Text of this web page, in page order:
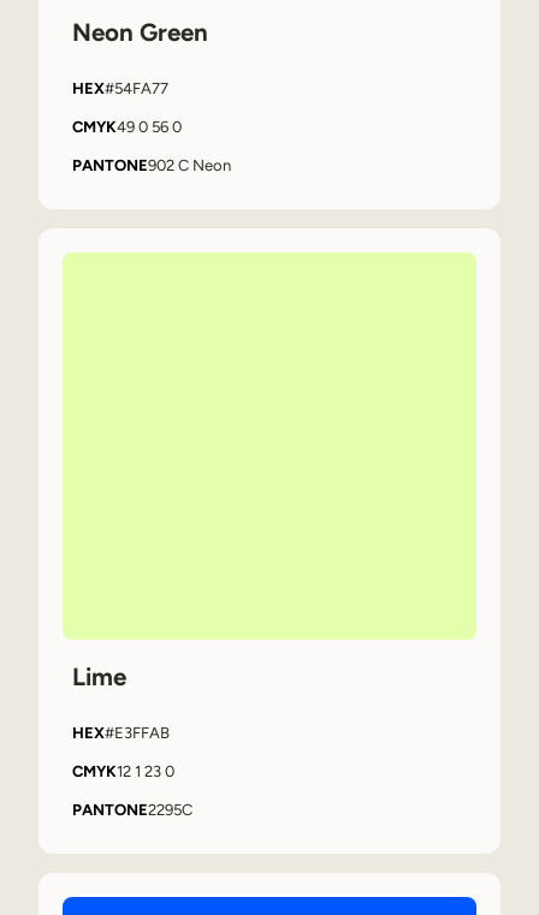
Neon Green
HEX#54FA77
CMYK49 0 56 0
PANTONE902 C Neon
Lime
HEX#E3FFAB
CMYK12 1 23 0
PANTONE2295C